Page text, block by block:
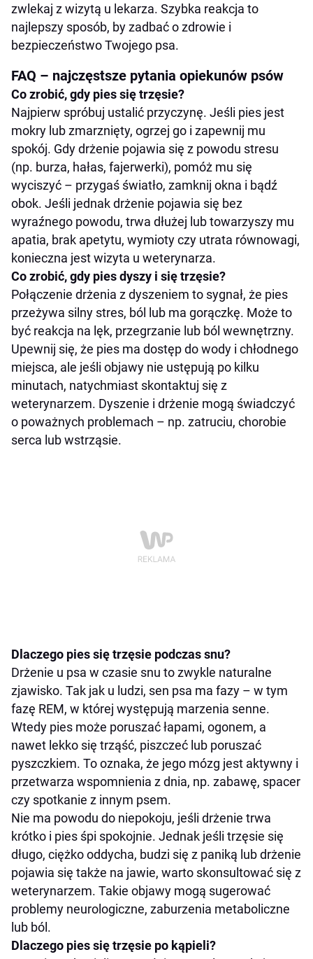
zwlekaj z wizytą u lekarza. Szybka reakcja to
najlepszy sposób, by zadbać o zdrowie i
bezpieczeństwo Twojego psa.
FAQ – najczęstsze pytania opiekunów psów
Co zrobić, gdy pies się trzęsie?
Najpierw spróbuj ustalić przyczynę. Jeśli pies jest
mokry lub zmarznięty, ogrzej go i zapewnij mu
spokój. Gdy drżenie pojawia się z powodu stresu
(np. burza, hałas, fajerwerki), pomóż mu się
wyciszyć – przygaś światło, zamknij okna i bądź
obok. Jeśli jednak drżenie pojawia się bez
wyraźnego powodu, trwa dłużej lub towarzyszy mu
apatia, brak apetytu, wymioty czy utrata równowagi,
konieczna jest wizyta u weterynarza.
Co zrobić, gdy pies dyszy i się trzęsie?
Połączenie drżenia z dyszeniem to sygnał, że pies
przeżywa silny stres, ból lub ma gorączkę. Może to
być reakcja na lęk, przegrzanie lub ból wewnętrzny.
Upewnij się, że pies ma dostęp do wody i chłodnego
miejsca, ale jeśli objawy nie ustępują po kilku
minutach, natychmiast skontaktuj się z
weterynarzem. Dyszenie i drżenie mogą świadczyć
o poważnych problemach – np. zatruciu, chorobie
serca lub wstrząsie.
Dlaczego pies się trzęsie podczas snu?
Drżenie u psa w czasie snu to zwykle naturalne
zjawisko. Tak jak u ludzi, sen psa ma fazy – w tym
fazę REM, w której występują marzenia senne.
Wtedy pies może poruszać łapami, ogonem, a
nawet lekko się trząść, piszczeć lub poruszać
pyszczkiem. To oznaka, że jego mózg jest aktywny i
przetwarza wspomnienia z dnia, np. zabawę, spacer
czy spotkanie z innym psem.
Nie ma powodu do niepokoju, jeśli drżenie trwa
krótko i pies śpi spokojnie. Jednak jeśli trzęsie się
długo, ciężko oddycha, budzi się z paniką lub drżenie
pojawia się także na jawie, warto skonsultować się z
weterynarzem. Takie objawy mogą sugerować
problemy neurologiczne, zaburzenia metaboliczne
lub ból.
Dlaczego pies się trzęsie po kąpieli?